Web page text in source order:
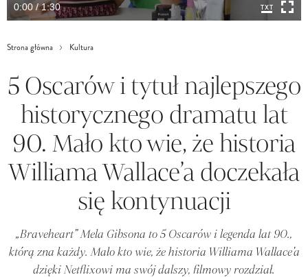
0:00 / 1:30
Strona główna Kultura
5 Oscarów i tytuł najlepszego
historycznego dramatu lat
90. Mało kto wie, że historia
Williama Wallace’a doczekała
się kontynuacji
„Braveheart” Mela Gibsona to 5 Oscarów i legenda lat 90.,
którą zna każdy. Mało kto wie, że historia Williama Wallace’a
dzięki Netflixowi ma swój dalszy, filmowy rozdział.